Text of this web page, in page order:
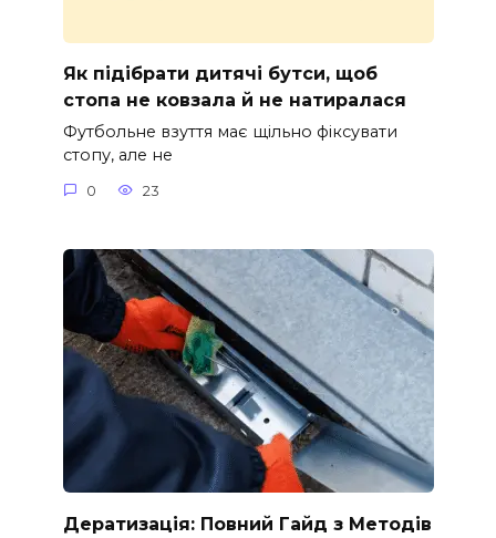
Як підібрати дитячі бутси, щоб
стопа не ковзала й не натиралася
Футбольне взуття має щільно фіксувати
стопу, але не
0 23
Дератизація: Повний Гайд з Методів